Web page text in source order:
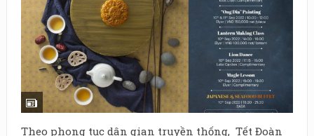
Theo phong tục dân gian truyền thống, Tết Đoàn